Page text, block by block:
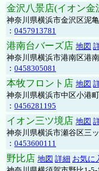
金沢八景店(イオン金
神奈川県横浜市金沢区泥
： 0457913781
港南台バーズ店 地図
神奈川県横浜市港南区港
： 0458305081
本牧フロント店 地図
神奈川県横浜市中区小港
： 0456281195
イオン三ツ境店 地図
神奈川県横浜市瀬谷区三
： 0453600111
野比店 地図 詳細 お気に